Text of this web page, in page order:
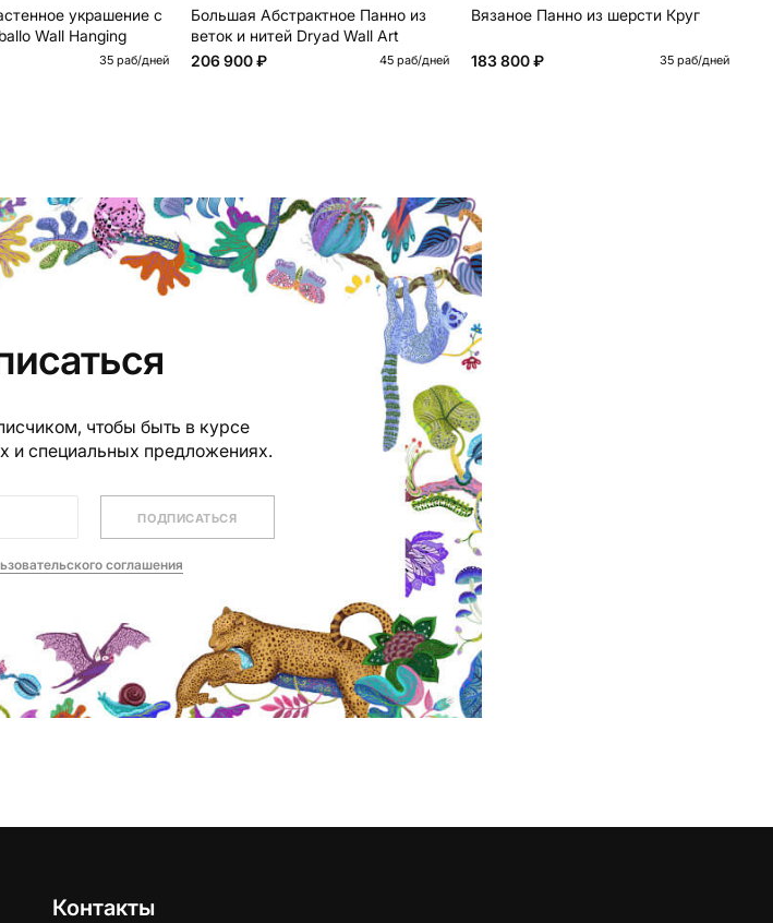
украшение с
Wall Hanging
35 раб/дней
Большая Абстрактное Панно из
веток и нитей Dryad Wall Art
206 900 ₽
45 раб/дней
Вязаное Панно из шерсти Круг
183 800 ₽ 35 раб/дней
чтобы быть в курсе
и специальных предложениях.
ПОДПИСАТЬСЯ
соглашения
Контакты